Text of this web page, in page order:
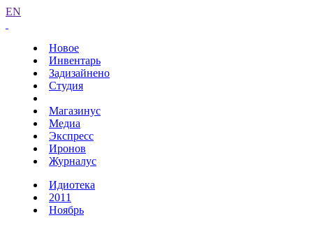
EN
Новое
Инвентарь
Задизайнено
Студия
Магазинус
Медиа
Экспресс
Иронов
Журналус
Идиотека
2011
Ноябрь